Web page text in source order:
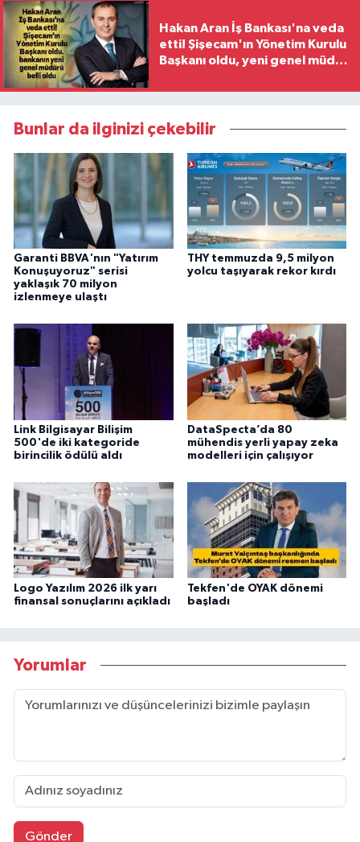
Hakan Aran İş Bankası'na veda
etti! Şişecam'ın Yönetim Kurulu
Başkanı oldu, yeni genel müdür
Bunlar da ilginizi çekebilir
Garanti BBVA'nın "Yatırım
Konuşuyoruz" serisi
yaklaşık 70 milyon
izlenmeye ulaştı
THY temmuzda 9,5 milyon
yolcu taşıyarak rekor kırdı
Link Bilgisayar Bilişim
500'de iki kategoride
birincilik ödülü aldı
DataSpecta’da 80
mühendis yerli yapay zeka
modelleri için çalışıyor
Logo Yazılım 2026 ilk yarı
finansal sonuçlarını açıkladı
Tekfen'de OYAK dönemi
başladı
Yorumlar
Gönder